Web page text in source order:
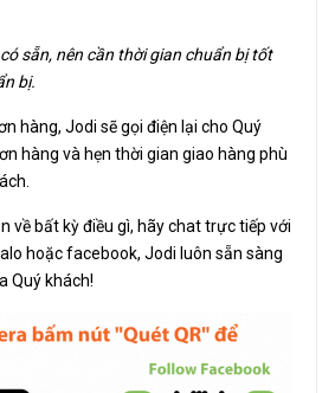
sẵn, nên cần thời gian chuẩn bị tốt
bị.
hàng, Jodi sẽ gọi điện lại cho Quý
hàng và hẹn thời gian giao hàng phù
về bất kỳ điều gì, hãy chat trực tiếp với
hoặc facebook, Jodi luôn sẵn sàng
Quý khách!